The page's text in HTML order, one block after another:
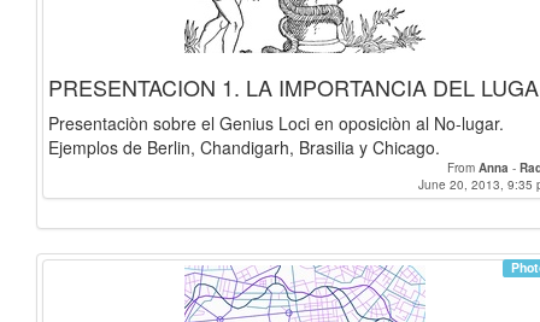
PRESENTACION 1. LA IMPORTANCIA DEL
Presentaciòn sobre el Genius Loci en oposiciòn al No-lugar.
Ejemplos de Berlin, Chandigarh, Brasilia y Chicago.
From Anna -
June 20, 2013, 9:35